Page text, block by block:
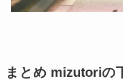
まとめ mizutoriの